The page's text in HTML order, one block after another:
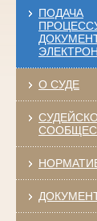
ПОДАЧА
О СУДЕ